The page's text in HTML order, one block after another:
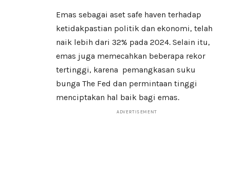
Emas sebagai aset safe haven terhadap
ketidakpastian politik dan ekonomi, telah
naik lebih dari 32% pada 2024. Selain itu,
emas juga memecahkan beberapa rekor
tertinggi, karena pemangkasan suku
bunga The Fed dan permintaan tinggi
menciptakan hal baik bagi emas.
ADVERTISEMENT